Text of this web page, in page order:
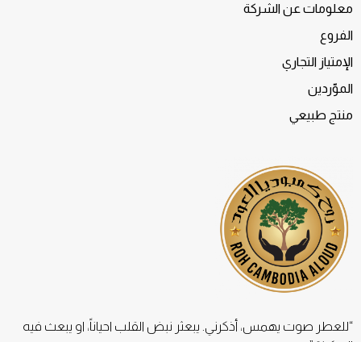
“للعطر صوت يهمس، أذكرني. يبعثر نبض القلب احياناً، او يبعث فيه
معلومات عن الشركة
الفروع
الإمتياز التجاري
الموّردين
منتج طبيعي